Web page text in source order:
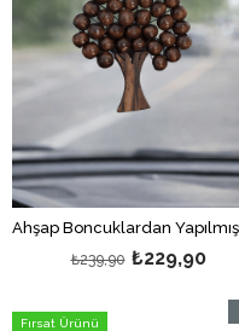
₺229,90
₺239,90
Fırsat Ürünü